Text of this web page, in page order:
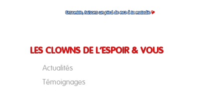
LES CLOWNS DE L’ESPOIR & VOUS
Actualités
Témoignages